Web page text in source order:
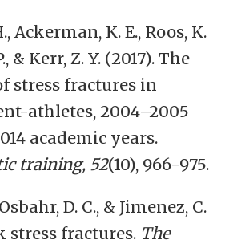
Ackerman, K. E., Roos, K.
& Kerr, Z. Y. (2017). The
stress fractures in
athletes, 2004–2005
academic years.
training, 52(10), 966-975.
D. C., & Jimenez, C.
stress fractures. The